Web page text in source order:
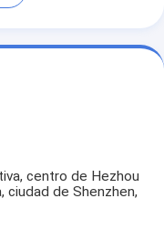
centro de Hezhou
ciudad de Shenzhen,